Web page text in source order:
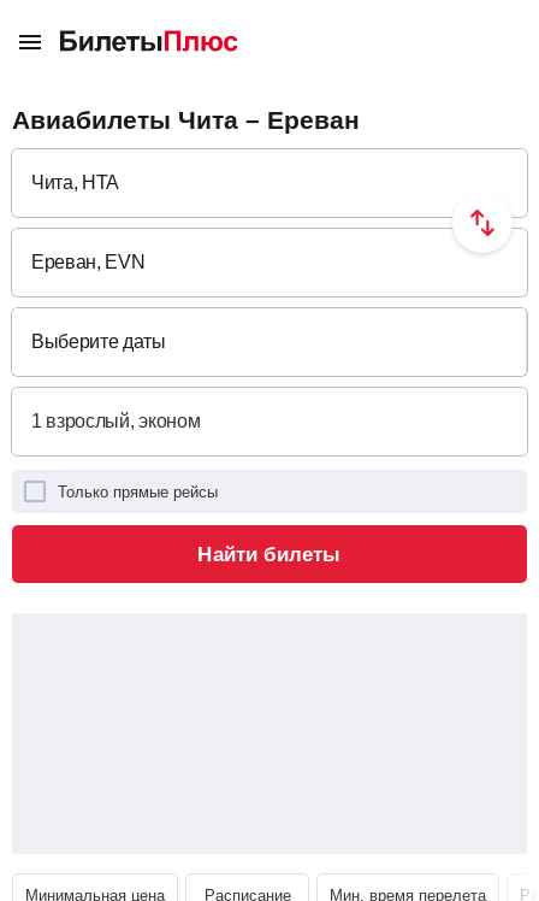
Авиабилеты Чита – Ереван
Выберите даты
Только прямые рейсы
Найти билеты
Минимальная цена Расписание Мин. время перелета